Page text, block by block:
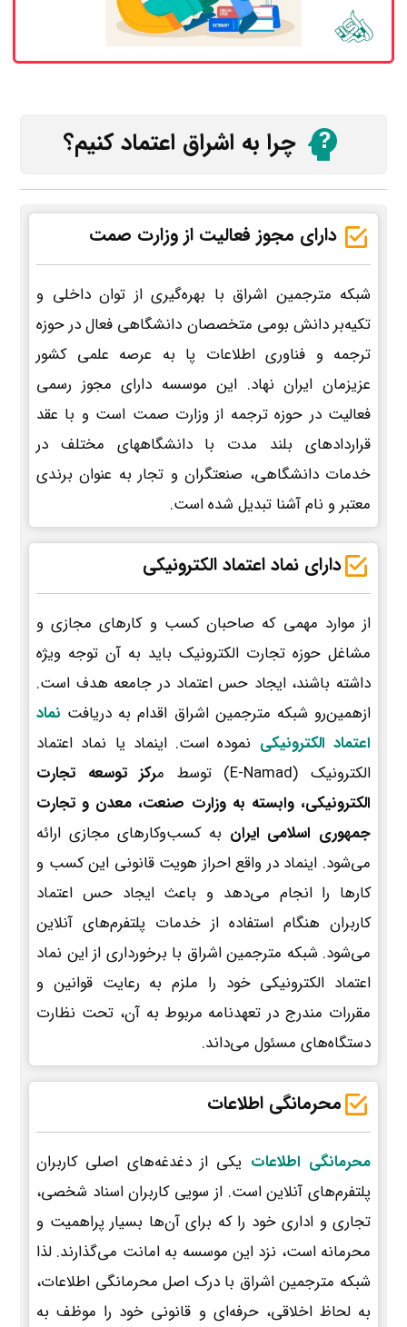
چرا به اشراق اعتماد کنیم؟
دارای مجوز فعالیت از وزارت صمت
شبکه مترجمین اشراق با بهره‌گیری از توان داخلی و
تکیه‌بر دانش بومی متخصصان دانشگاهی فعال در حوزه
ترجمه و فناوری اطلاعات پا به عرصه علمی کشور
عزیزمان ایران نهاد. این موسسه دارای مجوز رسمی
فعالیت در حوزه ترجمه از وزارت صمت است و با عقد
قراردادهای بلند مدت با دانشگاههای مختلف در
خدمات دانشگاهی، صنعتگران و تجار به عنوان برندی
معتبر و نام آشنا تبدیل شده است.
دارای نماد اعتماد الکترونیکی
از موارد مهمی که صاحبان کسب و کارهای مجازی و
مشاغل حوزه تجارت الکترونیک باید به آن توجه ویژه
داشته باشند، ایجاد حس اعتماد در جامعه هدف است.
ازهمین‌رو شبکه مترجمین اشراق اقدام به دریافت نماد
اعتماد الکترونیکی نموده است. اینماد یا نماد اعتماد
الکترونیک (E-Namad) توسط م
رکز توسعه تجارت
الکترونیکی، وابسته به وزارت صنعت، معدن و تجارت
جمهوری اسلامی ایران به کسب‌وکارهای مجازی ارائه
می‌شود. اینماد در واقع احراز هویت قانونی این کسب و
کارها را انجام می‌دهد و باعث ایجاد حس اعتماد
کاربران هنگام استفاده از خدمات پلتفرم‌های آنلاین
می‌شود. شبکه مترجمین اشراق با برخورداری از این نماد
اعتماد الکترونیکی خود را ملزم به رعایت قوانین و
مقررات مندرج در تعهدنامه مربوط به آن، تحت نظارت
دستگاه‌های مسئول می‌داند.
محرمانگی اطلاعات
محرمانگی اطلاعات یکی از دغدغه‌های اصلی کاربران
پلتفرم‌های آنلاین است. از سویی کاربران اسناد شخصی،
تجاری و اداری خود را که برای آن‌ها بسیار پراهمیت و
محرمانه است، نزد این موسسه به امانت می‌گذارند. لذا
شبکه مترجمین اشراق با درک اصل محرمانگی اطلاعات،
به لحاظ اخلاقی، حرفه‌ای و قانونی خود را موظف به